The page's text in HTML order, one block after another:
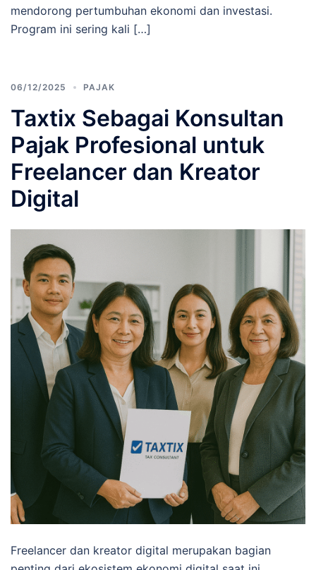
mendorong pertumbuhan ekonomi dan investasi.
Program ini sering kali […]
06/12/2025 PAJAK
Taxtix Sebagai Konsultan
Pajak Profesional untuk
Freelancer dan Kreator
Digital
Freelancer dan kreator digital merupakan bagian